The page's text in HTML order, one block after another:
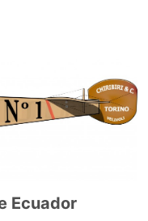
Ecuador